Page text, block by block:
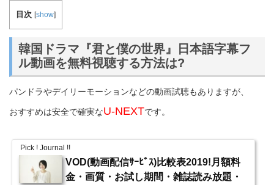
目次 [show]
韓国ドラマ『君と僕の世界』日本語字幕フ
ル動画を無料視聴する方法は?
パンドラやデイリーモーションなどの動画試聴もありますが、
おすすめは安全で確実なU-NEXTです。
Pick ! Journal !!
VOD(動画配信ｻｰﾋﾞｽ)比較表2019!月額料
金・画質・お試し期間・雑誌読み放題・